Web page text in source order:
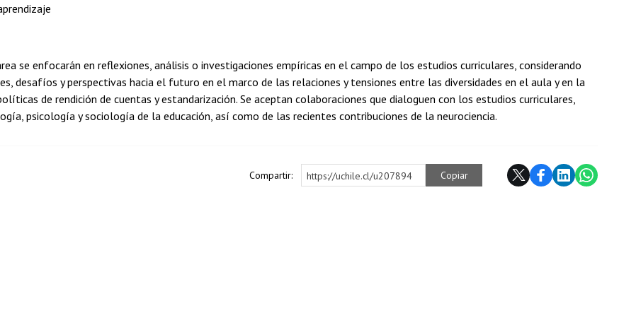
se enfocarán en reflexiones, análisis o investigaciones empíricas en el campo de los estudios curriculares, considerando
desafíos y perspectivas hacia el futuro en el marco de las relaciones y tensiones entre las diversidades en el aula y en la
de rendición de cuentas y estandarización. Se aceptan colaboraciones que dialoguen con los estudios curriculares,
psicología y sociología de la educación, así como de las recientes contribuciones de la neurociencia.
Compartir: https://uchile.cl/u207894 Copiar